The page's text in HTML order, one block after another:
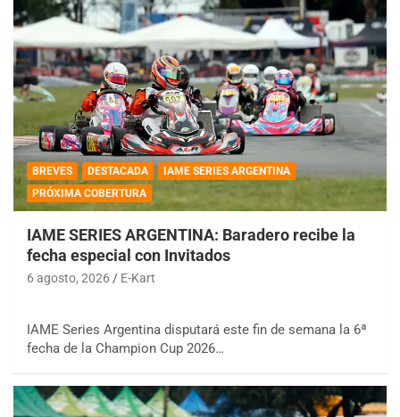
BREVES DESTACADA
IAME SERIES ARGENTINA
PRÓXIMA COBERTURA
IAME SERIES ARGENTINA: Baradero recibe la
fecha especial con Invitados
6 agosto, 2026 E-Kart
IAME Series Argentina disputará este fin de semana la 6ª
fecha de la Champion Cup 2026…